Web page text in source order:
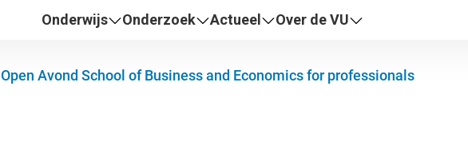
Onderwijs Onderzoek Actueel Over de VU
Open Avond School of Business and Economics for professionals